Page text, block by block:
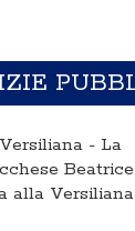
- La
Beatrice
alla Versiliana